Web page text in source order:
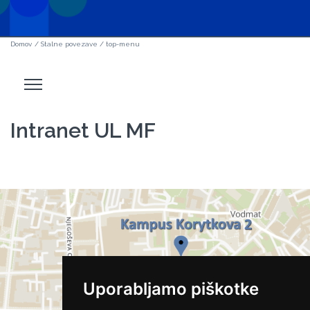
Uporabljamo piškotke
Domov / Stalne povezave / top-menu
Odpri
stranski
Intranet UL MF